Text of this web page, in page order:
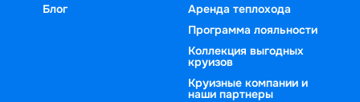
Блог
Аренда теплохода
Программа лояльности
Коллекция выгодных
круизов
Круизные компании и
наши партнеры